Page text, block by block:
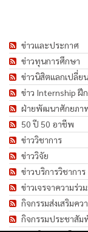
ข่าวและประกาศ
ข่าวทุนการศึกษา
ข่าวนิสิตแลกเปลี่ยน
ข่าว Internship ฝึ
ฝ่ายพัฒนาศักยภา
50 ปี 50 อาชีพ
ข่าววิชาการ
ข่าววิจัย
ข่าวบริการวิชาการ
ข่าวเจรจาความร่ว
กิจกรรมส่งเสริมค
กิจกรรมประชาสัม